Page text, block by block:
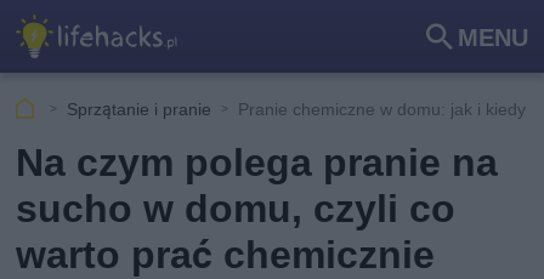
MENU
Szu
Sprzątanie i pranie Pranie chemiczne w domu: jak i kiedy
Na czym polega pranie na
sucho w domu, czyli co
warto prać chemicznie